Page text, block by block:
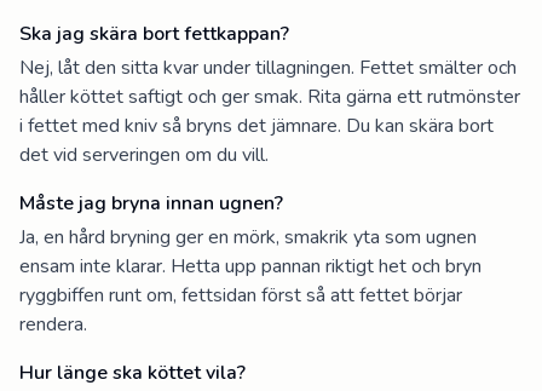
Ska jag skära bort fettkappan?
Nej, låt den sitta kvar under tillagningen. Fettet smälter och
håller köttet saftigt och ger smak. Rita gärna ett rutmönster
i fettet med kniv så bryns det jämnare. Du kan skära bort
det vid serveringen om du vill.
Måste jag bryna innan ugnen?
Ja, en hård bryning ger en mörk, smakrik yta som ugnen
ensam inte klarar. Hetta upp pannan riktigt het och bryn
ryggbiffen runt om, fettsidan först så att fettet börjar
rendera.
Hur länge ska köttet vila?